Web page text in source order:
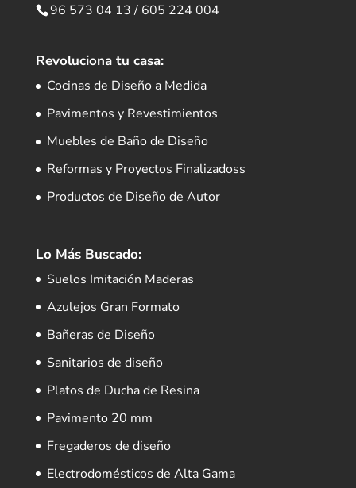
96 573 04 13/ 605 224 004
Revoluciona tu casa:
Cocinas de Diseño a Medida
Pavimentos y Revestimientos
Muebles de Baño de Diseño
Reformas y Proyectos Finalizadoss
Productos de Diseño de Autor
Lo Más Buscado:
Suelos Imitación Maderas
Azulejos Gran Formato
Bañeras de Diseño
Sanitarios de diseño
Platos de Ducha de Resina
Pavimento 20 mm
Fregaderos de diseño
Electrodomésticos de Alta Gama